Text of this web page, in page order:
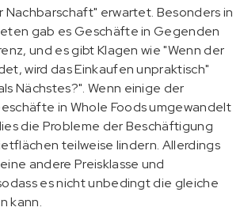
Nachbarschaft" erwartet. Besonders in
gab es Geschäfte in Gegenden
und es gibt Klagen wie "Wenn der
wird das Einkaufen unpraktisch"
Nächstes?". Wenn einige der
in Whole Foods umgewandelt
die Probleme der Beschäftigung
teilweise lindern. Allerdings
andere Preisklasse und
es nicht unbedingt die gleiche
kann.